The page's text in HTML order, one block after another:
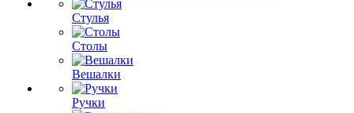
Стулья
Столы
Вешалки
Ручки